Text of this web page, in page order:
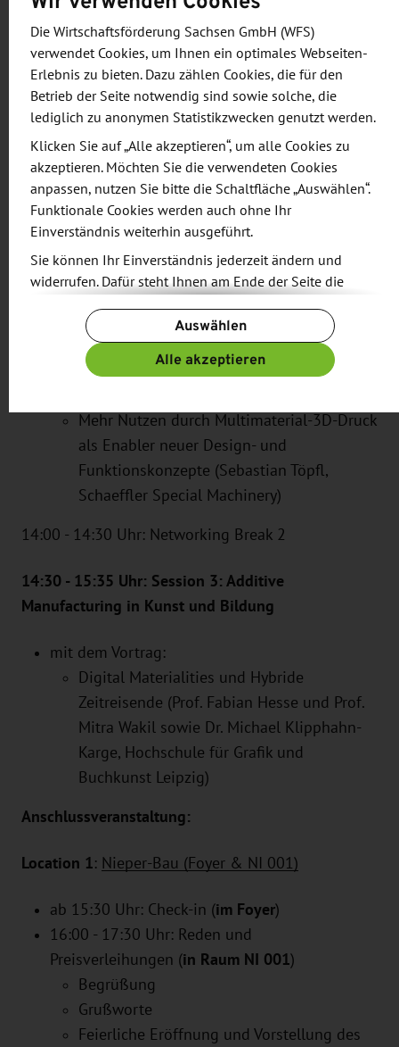
(Ben Hartkopp, Quantica)
12:25 - 13:00 Uhr: Networking Break 1
13:00 - 14:00 Uhr: Session 2: Materialextrusion
mit den Vorträgen:
Multimaterialdrucker von Prusa als
Forschungsplattform (Emir Hamzic, Prusa
Research a.s.)
Extrusion-based 3D printing with living
cells: challenges and applications (Dr. Anja
Lode, Zentrum für Translationale Knochen-,
Gelenk- und Weichgewebeforschung,
Universitätsklinikum Carl Gustav Carus und
Medizinische Fakultät der Technischen
Mehr Nutzen durch Multimaterial-3D-Druck
als Enabler neuer Design- und
Funktionskonzepte (Sebastian Töpfl,
Schaeffler Special Machinery)
14:00 - 14:30 Uhr: Networking Break 2
14:30 - 15:35 Uhr: Session 3: Additive
Manufacturing in Kunst und Bildung
mit dem Vortrag:
Digital Materialities und Hybride
Zeitreisende (Prof. Fabian Hesse und Prof.
Mitra Wakil sowie Dr. Michael Klipphahn-
Karge, Hochschule für Grafik und
Buchkunst Leipzig)
Anschlussveranstaltung:
Location 1: Nieper-Bau (Foyer & NI 001)
ab 15:30 Uhr: Check-in (im Foyer)
16:00 - 17:30 Uhr: Reden und
Preisverleihungen (in Raum NI 001)
Begrüßung
Grußworte
Feierliche Eröffnung und Vorstellung des
Die Wirtschaftsförderung Sachsen GmbH (WFS)
verwendet Cookies, um Ihnen ein optimales Webseiten-
Erlebnis zu bieten. Dazu zählen Cookies, die für den
Betrieb der Seite notwendig sind sowie solche, die
lediglich zu anonymen Statistikzwecken genutzt werden.
Klicken Sie auf „Alle akzeptieren“, um alle Cookies zu
akzeptieren. Möchten Sie die verwendeten Cookies
anpassen, nutzen Sie bitte die Schaltfläche „Auswählen“.
Funktionale Cookies werden auch ohne Ihr
Einverständnis weiterhin ausgeführt.
Sie können Ihr Einverständnis jederzeit ändern und
widerrufen. Dafür steht Ihnen am Ende der Seite die
Verfügung.
Weitere Informationen finden Sie in unseren
Datenschutzbestimmungenund ergänzend in unserem
Auswählen
Alle akzeptieren